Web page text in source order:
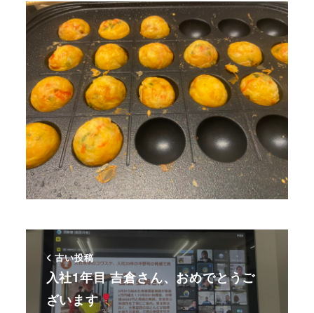
古い投稿
入社1年目 吉倉さん、おめでとうご
ざいます